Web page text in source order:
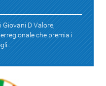
D Valore,
che premia i